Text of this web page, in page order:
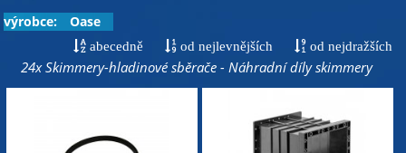
výrobce: Oase
abecedně od nejlevnějších od nejdražších
24x Skimmery-hladinové sběrače - Náhradní díly skimmery